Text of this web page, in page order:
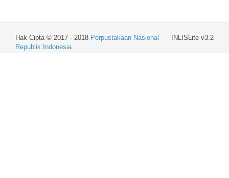
INLISLite v3.2
Hak Cipta © 2017 - 2018 Perpustakaan Nasional
Republik Indonesia